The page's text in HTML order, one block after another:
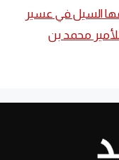
السيل في عسير
محمد بن